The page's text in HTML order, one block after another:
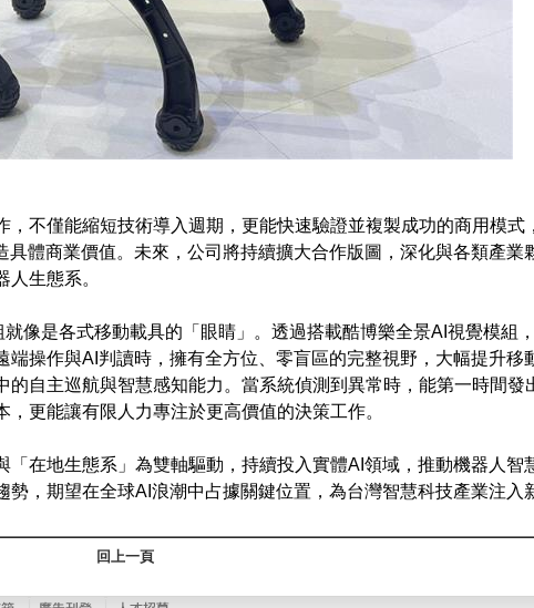
，不僅能縮短技術導入週期，更能快速驗證並複製成功的商用模式，
體商業價值。未來，公司將持續擴大合作版圖，深化與各類產業
生態系。
像是各式移動載具的「眼睛」。透過搭載酷博樂全景AI視覺模組
端操作與AI判讀時，擁有全方位、零盲區的完整視野，大幅提升移
自主巡航與智慧感知能力。當系統偵測到異常時，能第一時間發
更能讓有限人力專注於更高價值的決策工作。
「在地生態系」為雙軸驅動，持續投入實體AI領域，推動機器人智
，期望在全球AI浪潮中占據關鍵位置，為台灣智慧科技產業注入
回上一頁